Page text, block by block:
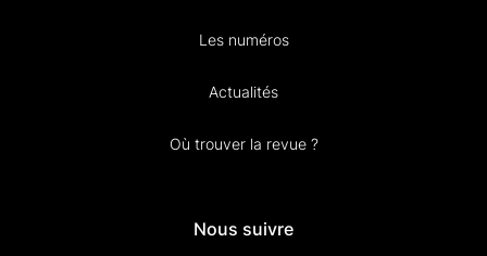
Les numéros
Actualités
Où trouver la revue ?
Nous suivre